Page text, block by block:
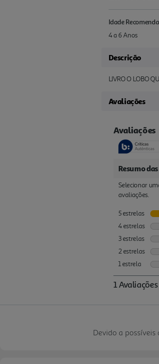
Idade
4 a 6 Anos
Descrição
LIVRO O LOBO
Avaliações
Devido a